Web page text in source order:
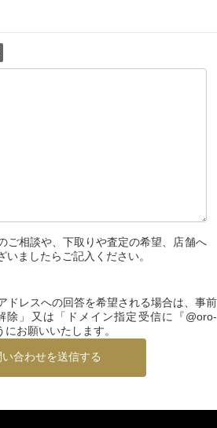
ご相談や、下取りや査定の希望、店舗へ
ましたらご記入ください。
ドレスへの回答を希望される場合は、事前
除」又は「ドメイン指定受信に『@oro-
お願いいたします。